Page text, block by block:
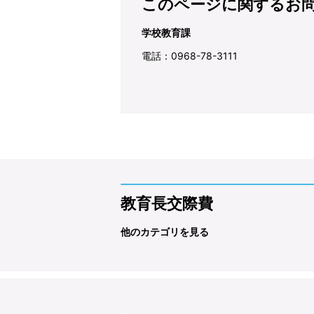
このページに関するお
学校教育課
電話：0968-78-3111
教育長交際費
他のカテゴリを見る